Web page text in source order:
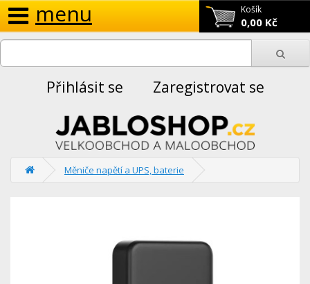
Košík
0,00 Kč
menu
Přihlásit se Zaregistrovat se
Měniče napětí a UPS, baterie